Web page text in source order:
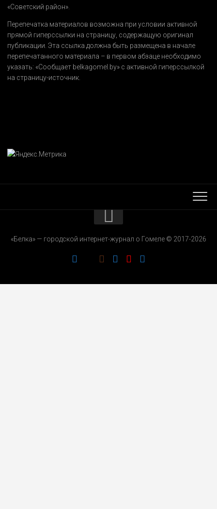
«Советский район».
Перепечатка материалов возможна при условии активной
прямой гиперссылки на страницу, содержащую оригинал
публикации. Эта ссылка должна быть размещена в начале
перепечатанного материала – в первом абзаце необходимо
указать: «Сообщает belkagomel.by» с активной гиперссылкой
на страницу-источник.
РЕКЛАМОДАТЕЛЯМ
«Белка» — городской интернет-журнал о Гомеле © 2017-2026